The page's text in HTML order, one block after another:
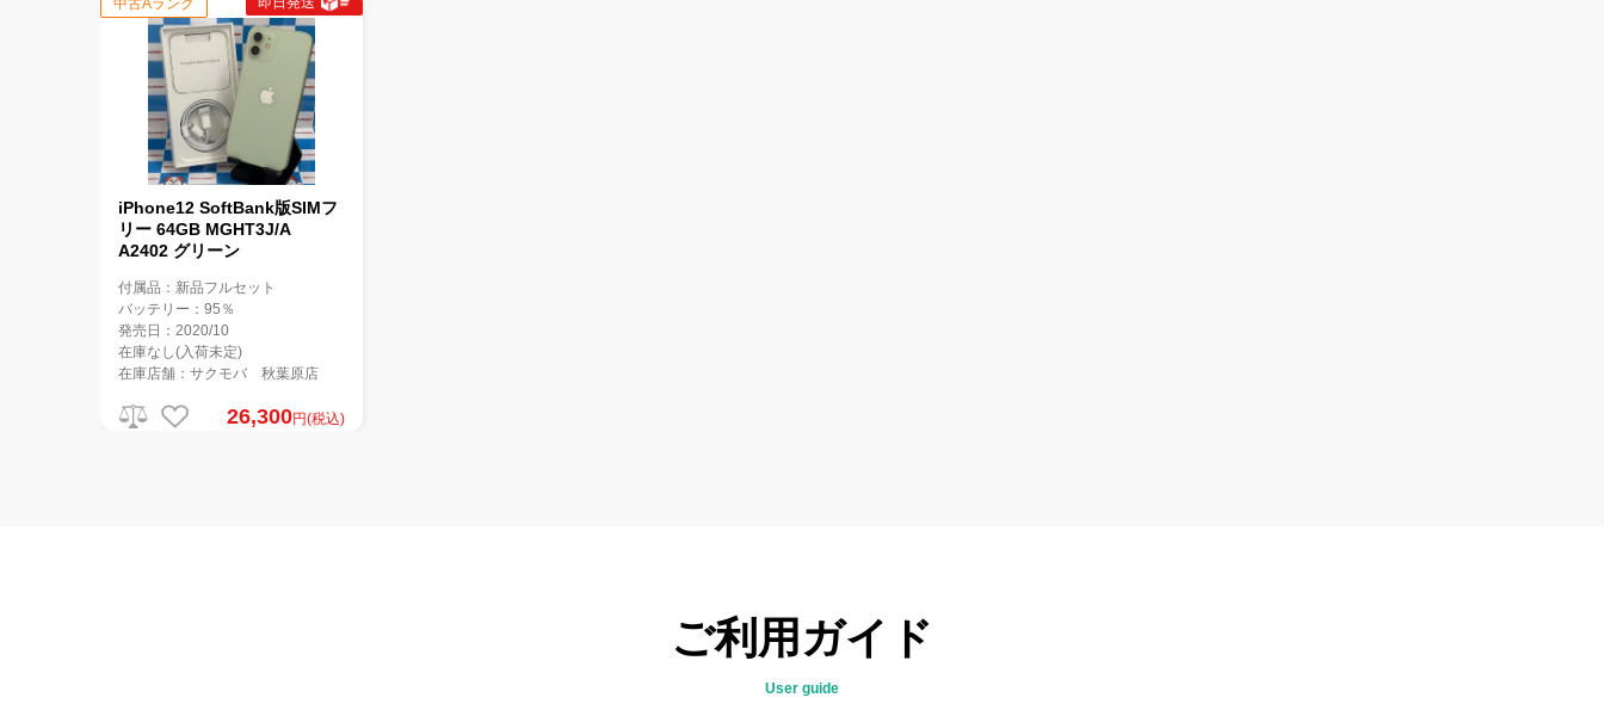
中古Aランク
iPhone12 SoftBank版SIMフ
リー 64GB MGHT3J/A
A2402 グリーン
付属品：新品フルセット
バッテリー：95％
発売日：2020/10
在庫なし(入荷未定)
在庫店舗：サクモバ 秋葉原店
26,300円(税込)
ご利用ガイド
User guide